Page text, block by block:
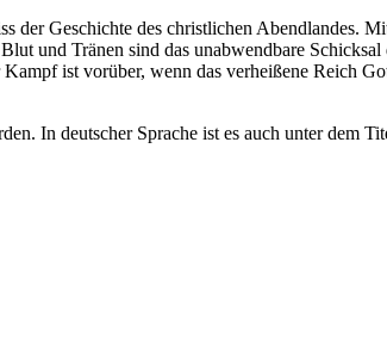
der Geschichte des christlichen Abendlandes.
und Tränen sind das unabwendbare
ist vorüber, wenn das verheißene Reich
In deutscher Sprache ist es auch unter dem